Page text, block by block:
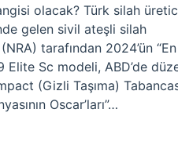
olacak? Türk silah
gelen sivil ateşli silah
tarafından 2024’ün “En
Sc modeli, ABD’de
(Gizli Taşıma)
Oscar’ları”…